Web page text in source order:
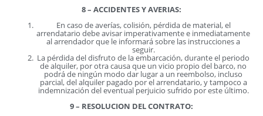
8 – ACCIDENTES Y AVERIAS:
En caso de averías, colisión, pérdida de material, el
arrendatario debe avisar imperativamente e inmediatamente
al arrendador que le informará sobre las instrucciones a
seguir.
La pérdida del disfruto de la embarcación, durante el periodo
de alquiler, por otra causa que un vicio propio del barco, no
podrá de ningún modo dar lugar a un reembolso, incluso
parcial, del alquiler pagado por el arrendatario, y tampoco a
indemnización del eventual perjuicio sufrido por este último.
9 – RESOLUCION DEL CONTRATO: